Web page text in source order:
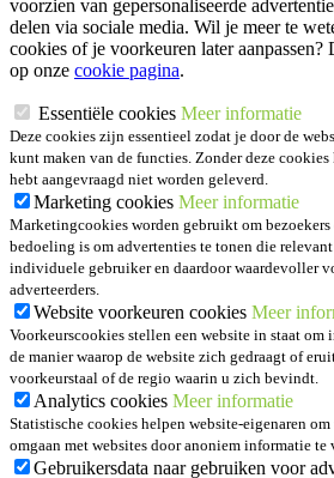
voorzien van gepersonaliseerde
delen via sociale media. Wil je meer te
cookies of je voorkeuren later aanpassen?
op onze cookie pagina.
Essentiële cookies Meer informatie
Deze cookies zijn essentieel zodat je door de
kunt maken van de functies. Zonder deze
hebt aangevraagd niet worden geleverd.
Marketing cookies Meer informatie
Marketingcookies worden gebruikt om
bedoeling is om advertenties te tonen die
individuele gebruiker en daardoor waardevoller
adverteerders.
Website voorkeuren cookies Meer
Voorkeurscookies stellen een website in staat
de manier waarop de website zich gedraagt of
voorkeurstaal of de regio waarin u zich bevindt.
Analytics cookies Meer informatie
Statistische cookies helpen website-eigenaren
omgaan met websites door anoniem informatie te
Gebruikersdata naar gebruiken voor